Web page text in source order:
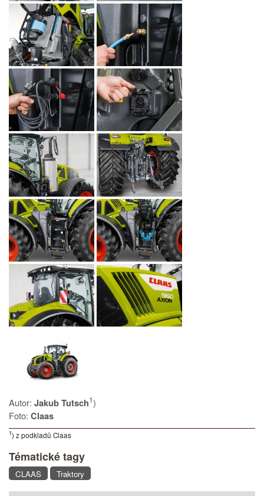
Autor: Jakub Tutsch1)
Foto: Claas
1) z podkladů Claas
Tématické tagy
CLAAS Traktory